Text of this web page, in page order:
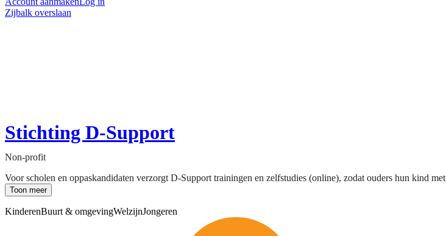
Zijbalk overslaan
Stichting D-Support
Non-profit
Voor scholen en oppaskandidaten verzorgt D-Support trainingen en zelfstudies (online), zodat ouders hun kind
Toon meer
KinderenBuurt & omgevingWelzijnJongeren